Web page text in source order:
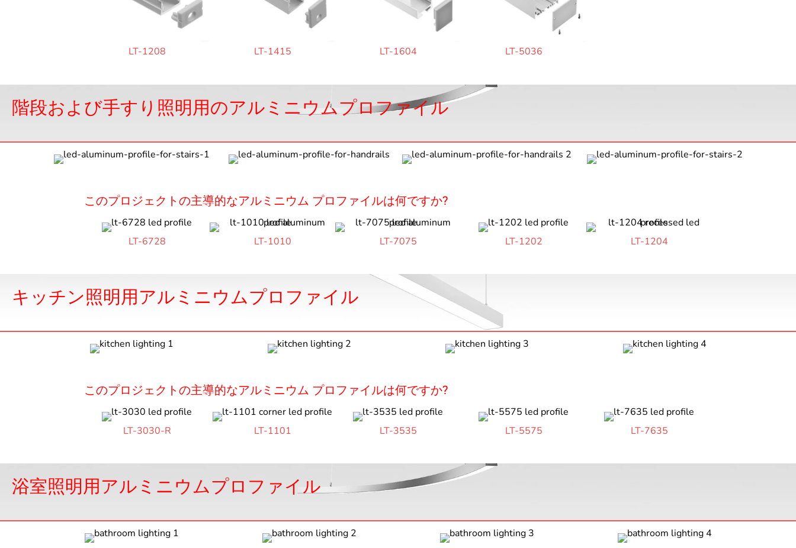
LT-1208 LT-1415 LT-1604 LT-5036
階段および手すり照明用のアルミニウムプロファイル
このプロジェクトの主導的なアルミニウム プロファイルは何ですか?
LT-6728 LT-1010 LT-7075 LT-1202 LT-1204
キッチン照明用アルミニウムプロファイル
このプロジェクトの主導的なアルミニウム プロファイルは何ですか?
LT-3030-R LT-1101 LT-3535 LT-5575 LT-7635
浴室照明用アルミニウムプロファイル